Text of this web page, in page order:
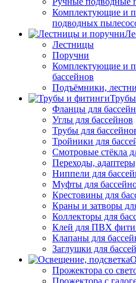
Комплектующие и
подводных
Лестницы
Поручни
Комплектующие и
бассейнов
Подъёмники,
Фланцы для
Углы для бассейнов
Трубы для
Тройники для
Смотровые стёкла
Переходы,
Ниппели для
Муфты для
Крестовины для
Краны и затворы
Коллекторы для
Клей для ПВХ
Клапаны для
Заглушки для
Прожектора со
Прожектора с